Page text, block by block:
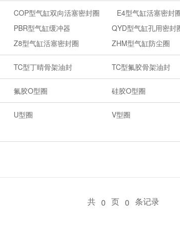
COP型气缸双向活塞密封圈 E4型气缸活塞密封
PBR型气缸缓冲器 QYD型气缸孔用密封
Z8型气缸活塞密封圈 ZHM型气缸防尘圈
TC型丁晴骨架油封 TC型氟胶骨架油封
氟胶O型圈 硅胶O型圈
U型圈 V型圈
共 0 页 0 条记录